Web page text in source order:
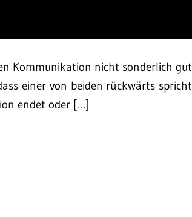
Kommunikation nicht sonderlich gut
einer von beiden rückwärts spricht
endet oder […]